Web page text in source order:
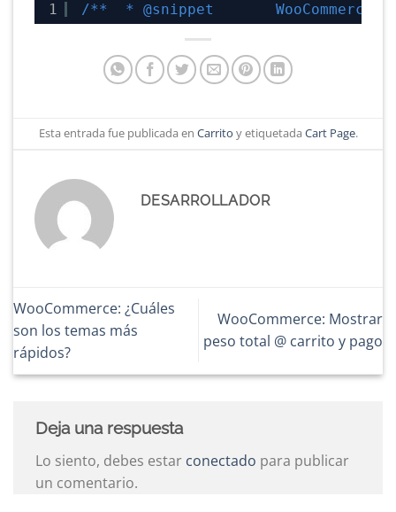
1
/**  * @snippet
Esta entrada fue publicada en Carrito y etiquetada Cart Page.
DESARROLLADOR
WooCommerce: ¿Cuáles
son los temas más
rápidos?
WooCommerce: Mostrar
peso total @ carrito y pago
Deja una respuesta
Lo siento, debes estar conectado para publicar
un comentario.